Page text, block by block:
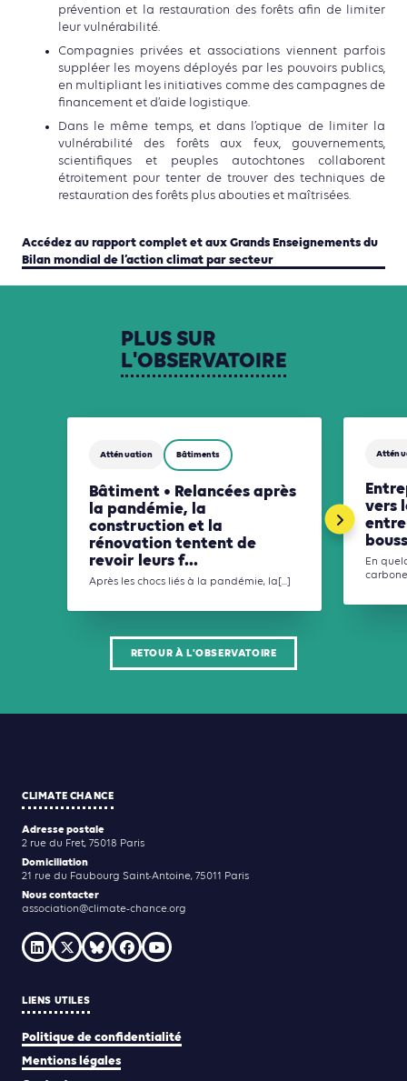
prévention et la restauration des forêts afin de limiter
leur vulnérabilité.
Compagnies privées et associations viennent parfois
suppléer
les moyens déployés par les pouvoirs publics,
en multipliant les initiatives comme des campagnes de
financement et d’aide logistique.
Dans le même temps, et dans l’optique de limiter
la
vulnérabilité des forêts aux feux, gouvernements,
scientifiques et peuples autochtones collaborent
étroitement pour tenter de trouver des techniques de
restauration des forêts plus abouties et maîtrisées.
Accédez au rapport complet et aux Grands Enseignements du
Bilan mondial de l’action climat par secteur
PLUSSUR
L'OBSERVATOIRE
Atténuation Bâtiments
Bâtiment • Relancées après
la pandémie, la
construction et la
rénovation tentent de
revoir leurs f...
Après les chocs liés à la pandémie, la[...]
vers
En
RETOUR À L'OBSERVATOIRE
CLIMATE CHANCE
Adresse postale
2 rue du Fret, 75018 Paris
Domiciliation
21 rue du Faubourg Saint-Antoine, 75011 Paris
Nous contacter
association@climate-chance.org
LIENS UTILES
Politique de confidentialité
Mentions légales